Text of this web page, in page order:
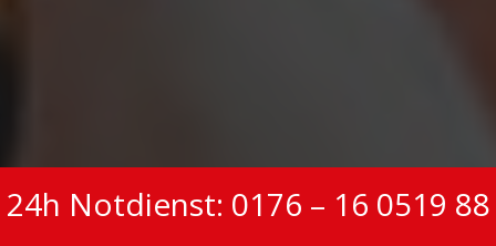
24h Notdienst: 0176 – 16 0519 88